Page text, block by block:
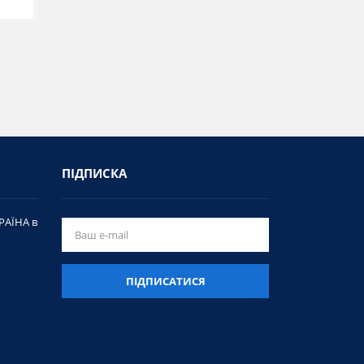
ПІДПИСКА
ПІДПИСАТИСЯ
в